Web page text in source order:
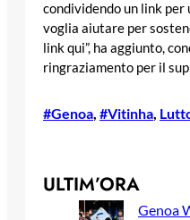
condividendo un link per
voglia aiutare per
link qui”, ha aggiunto,
ringraziamento per il
#Genoa, #Vitinha,
ULTIM’ORA
Genoa